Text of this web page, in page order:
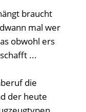
braucht
mal wer
obwohl ers
...
die
der heute